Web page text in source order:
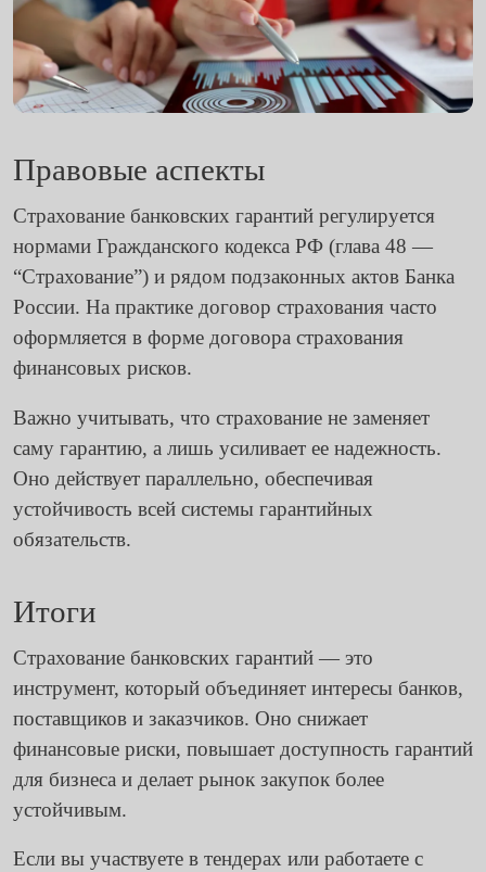
Правовые аспекты
Страхование банковских гарантий регулируется
нормами Гражданского кодекса РФ (глава 48 —
“Страхование”) и рядом подзаконных актов Банка
России. На практике договор страхования часто
оформляется в форме договора страхования
финансовых рисков.
Важно учитывать, что страхование не заменяет
саму гарантию, а лишь усиливает ее надежность.
Оно действует параллельно, обеспечивая
устойчивость всей системы гарантийных
обязательств.
Итоги
Страхование банковских гарантий — это
инструмент, который объединяет интересы банков,
поставщиков и заказчиков. Оно снижает
финансовые риски, повышает доступность гарантий
для бизнеса и делает рынок закупок более
устойчивым.
Если вы участвуете в тендерах или работаете с